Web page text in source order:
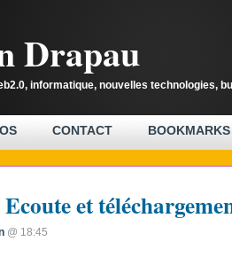
Drapau
informatique, nouvelles technologies,
CONTACT BOOKMARKS
et
@ 18:45